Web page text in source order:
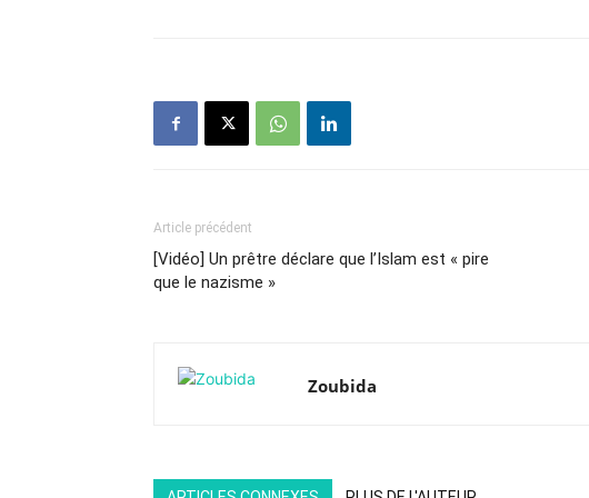
Article précédent
[Vidéo] Un prêtre déclare que l’Islam est « pire
que le nazisme »
Zoubida